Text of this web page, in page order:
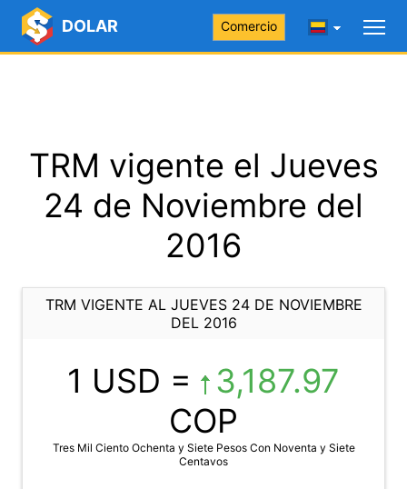
DOLAR Comercio
TRM vigente el Jueves
24 de Noviembre del
2016
TRM VIGENTE AL JUEVES 24 DE NOVIEMBRE
DEL 2016
1 USD =
3,187.97
COP
Tres Mil Ciento Ochenta y Siete Pesos Con Noventa y Siete
Centavos